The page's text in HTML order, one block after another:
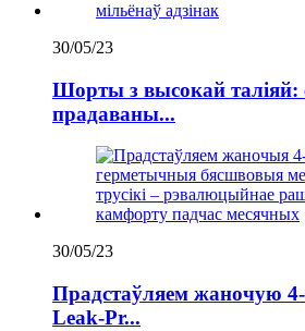
30/05/23
Шорты з высокай
прадаваны...
30/05/23
Прадстаўляем жаночую
Leak-Pr...